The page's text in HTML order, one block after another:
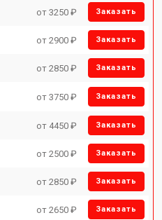
от 3250 ₽ Заказать
от 2900 ₽ Заказать
от 2850 ₽ Заказать
от 3750 ₽ Заказать
от 4450 ₽ Заказать
от 2500 ₽ Заказать
от 2850 ₽ Заказать
от 2650 ₽ Заказать